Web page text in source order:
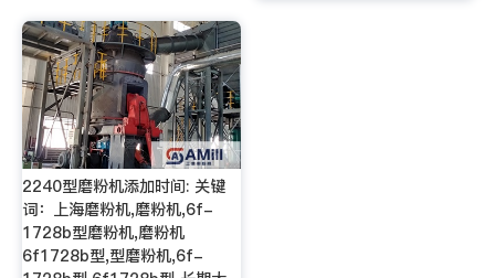
2240型磨粉机添加时间: 关键
词：上海磨粉机,磨粉机,6f-
1728b型磨粉机,磨粉机
6f1728b型,型磨粉机,6f-